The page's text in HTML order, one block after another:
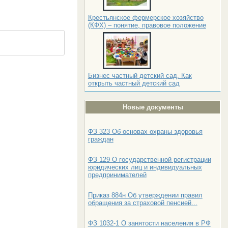
Крестьянское фермерское хозяйство
(КФХ) – понятие, правовое положение
Бизнес частный детский сад. Как
открыть частный детский сад
Новые документы
ФЗ 323 Об основах охраны здоровья
граждан
ФЗ 129 О государственной регистрации
юридических лиц и индивидуальных
предпринимателей
Приказ 884н Об утверждении правил
обращения за страховой пенсией...
ФЗ 1032-1 О занятости населения в РФ